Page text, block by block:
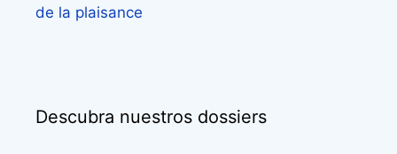
de la plaisance
Descubra nuestros dossiers